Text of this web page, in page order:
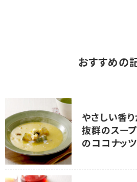
おすすめの
やさしい香
抜群のスー
のココナッ